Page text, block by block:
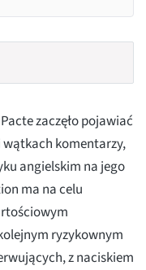
zaczęło pojawiać
komentarzy,
angielskim na jego
ma na celu
ryzykownym
z naciskiem